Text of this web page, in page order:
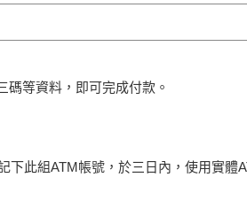
等資料，即可完成付款。
此組ATM帳號，於三日內，使用實體